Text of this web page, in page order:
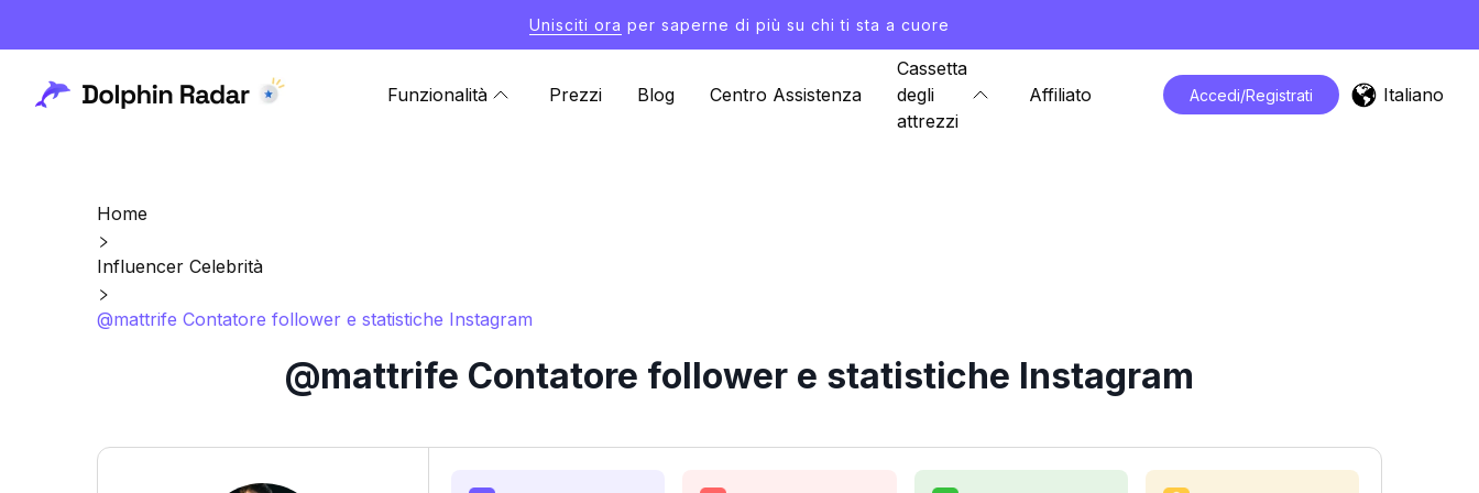
Unisciti ora per saperne di più su chi ti sta a cuore
Funzionalità Prezzi Blog Centro Assistenza
Cassetta
degli
attrezzi
Affiliato Accedi/Registrati Italiano
Home
Influencer Celebrità
@mattrife Contatore follower e statistiche Instagram
@mattrife Contatore follower e statistiche Instagram